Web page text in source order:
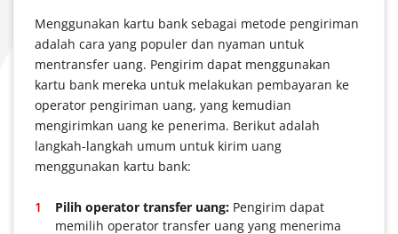
Menggunakan kartu bank sebagai metode pengiriman
adalah cara yang populer dan nyaman untuk
mentransfer uang. Pengirim dapat menggunakan
kartu bank mereka untuk melakukan pembayaran ke
operator pengiriman uang, yang kemudian
mengirimkan uang ke penerima. Berikut adalah
langkah-langkah umum untuk kirim uang
menggunakan kartu bank:
Pilih operator transfer uang: Pengirim dapat
memilih operator transfer uang yang menerima